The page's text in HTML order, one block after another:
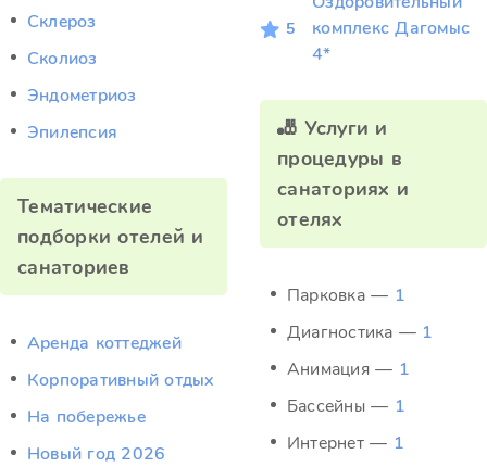
Склероз
Сколиоз
Эндометриоз
Эпилепсия
Тематические
подборки отелей и
санаториев
Аренда коттеджей
Корпоративный отдых
На побережье
Новый год 2026
5
комплекс Дагомыс
4*
🎳 Услуги и
процедуры в
санаториях и
отелях
Парковка — 1
Диагностика — 1
Анимация — 1
Бассейны — 1
Интернет — 1